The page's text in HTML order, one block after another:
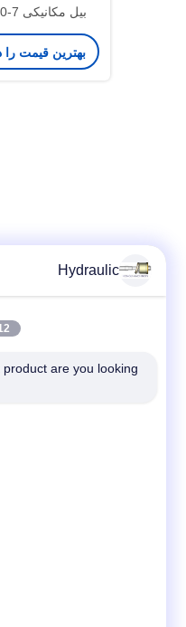
گروه روتور
بهترین قیمت را
Hydraulic
are you looking